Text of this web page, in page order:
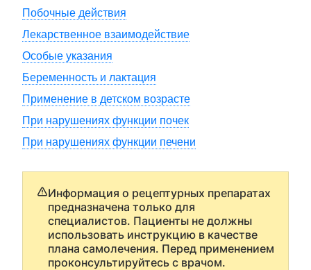
Побочные действия
Лекарственное взаимодействие
Особые указания
Беременность и лактация
Применение в детском возрасте
При нарушениях функции почек
При нарушениях функции печени
Информация о рецептурных препаратах
предназначена только для
специалистов. Пациенты не должны
использовать инструкцию в качестве
плана самолечения. Перед применением
проконсультируйтесь с врачом.